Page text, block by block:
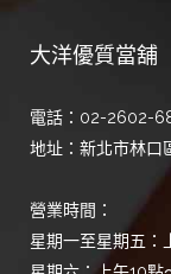
大洋優質當舖
電話：02-2602-
地址：新北市林口
營業時間：
星期一至星期五：